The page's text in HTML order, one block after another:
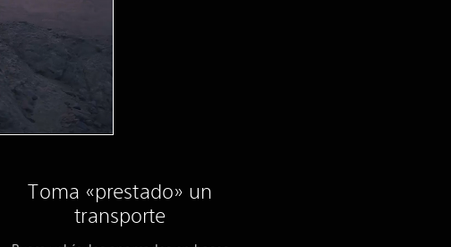
Toma «prestado» un
transporte